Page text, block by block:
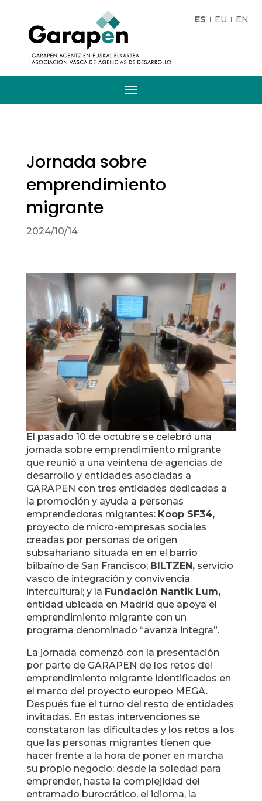
ES EU EN
Jornada sobre
emprendimiento
migrante
2024/10/14
El pasado 10 de octubre se celebró una
jornada sobre emprendimiento migrante
que reunió a una veintena de agencias de
desarrollo y entidades asociadas a
GARAPEN con tres entidades dedicadas a
la promoción y ayuda a personas
emprendedoras migrantes: Koop SF34,
proyecto de micro-empresas sociales
creadas por personas de origen
subsahariano situada en en el barrio
bilbaíno de San Francisco; BILTZEN,servicio
vasco de integración y convivencia
intercultural; y la Fundación Nantik Lum,
entidad ubicada en Madrid que apoya el
emprendimiento migrante con un
programa denominado “avanza integra”.
La jornada comenzó con la presentación
por parte de GARAPEN de los retos del
emprendimiento migrante identificados en
el marco del proyecto europeo MEGA.
Después fue el turno del resto de entidades
invitadas. En estas intervenciones se
constataron las dificultades y los retos a los
que las personas migrantes tienen que
hacer frente a la hora de poner en marcha
su propio negocio; desde la soledad para
emprender, hasta la complejidad del
entramado burocrático, el idioma, la